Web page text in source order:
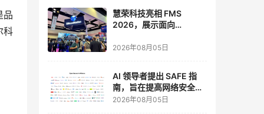
品
科
慧荣科技亮相 FMS
2026，展示面向
存储方案
2026年08月05日
AI 领导者提出 SAFE 指
南，旨在提高网络安全透
明度
2026年08月05日